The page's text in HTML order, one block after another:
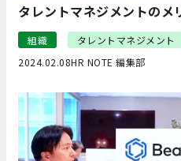
タレントマネジメントのメ
組織
タレントマネジメント
2024.02.08HR NOTE 編集部